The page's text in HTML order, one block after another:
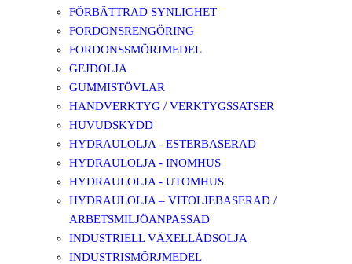
FÖRBÄTTRAD SYNLIGHET
FORDONSRENGÖRING
FORDONSSMÖRJMEDEL
GEJDOLJA
GUMMISTÖVLAR
HANDVERKTYG / VERKTYGSSATSER
HUVUDSKYDD
HYDRAULOLJA - ESTERBASERAD
HYDRAULOLJA - INOMHUS
HYDRAULOLJA - UTOMHUS
HYDRAULOLJA – VITOLJEBASERAD /
ARBETSMILJÖANPASSAD
INDUSTRIELL VÄXELLÅDSOLJA
INDUSTRISMÖRJMEDEL